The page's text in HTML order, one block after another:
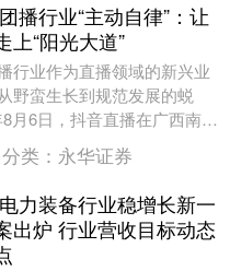
播行业“主动自律”：让
上“阳光大道”
行业作为直播领域的新兴业
野蛮生长到规范发展的蜕
月6日，抖音直播在广西南宁
高质量发展恳谈会”，帅库
分类： 永华证券
力装备行业稳增长新一
出炉 行业营收目标动态